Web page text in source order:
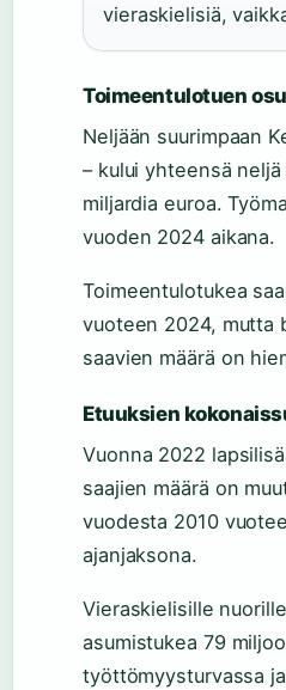
vieraskielisiä,
Toimeentulotuen
Neljään suurimpaan
– kului yhteensä
miljardia euroa.
vuoden 2024 aikana.
Toimeentulotukea
vuoteen 2024, mutta
saavien määrä on
Etuuksien
Vuonna 2022
saajien määrä on
vuodesta 2010
ajanjaksona.
Vieraskielisille
asumistukea 79
työttömyysturvassa